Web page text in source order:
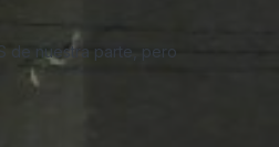
de nuestra parte, pero